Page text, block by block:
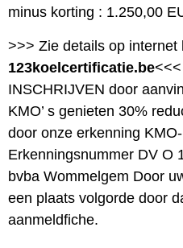
minus korting : 1.250,00
>>> Zie details op internet
123koelcertificatie.be
INSCHRIJVEN door
KMO’ s genieten 30%
door onze erkenning
Erkenningsnummer DV O
bvba Wommelgem Door
een plaats volgorde door
aanmeldfiche.